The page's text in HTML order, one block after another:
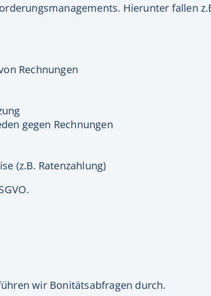
Hierunter fallen
Rechnungen
gegen Rechnungen
(z.B. Ratenzahlung)
wir Bonitätsabfragen durch.